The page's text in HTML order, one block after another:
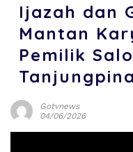
Ijazah dan
Mantan
Pemilik
Gotvnews
04/06/2026